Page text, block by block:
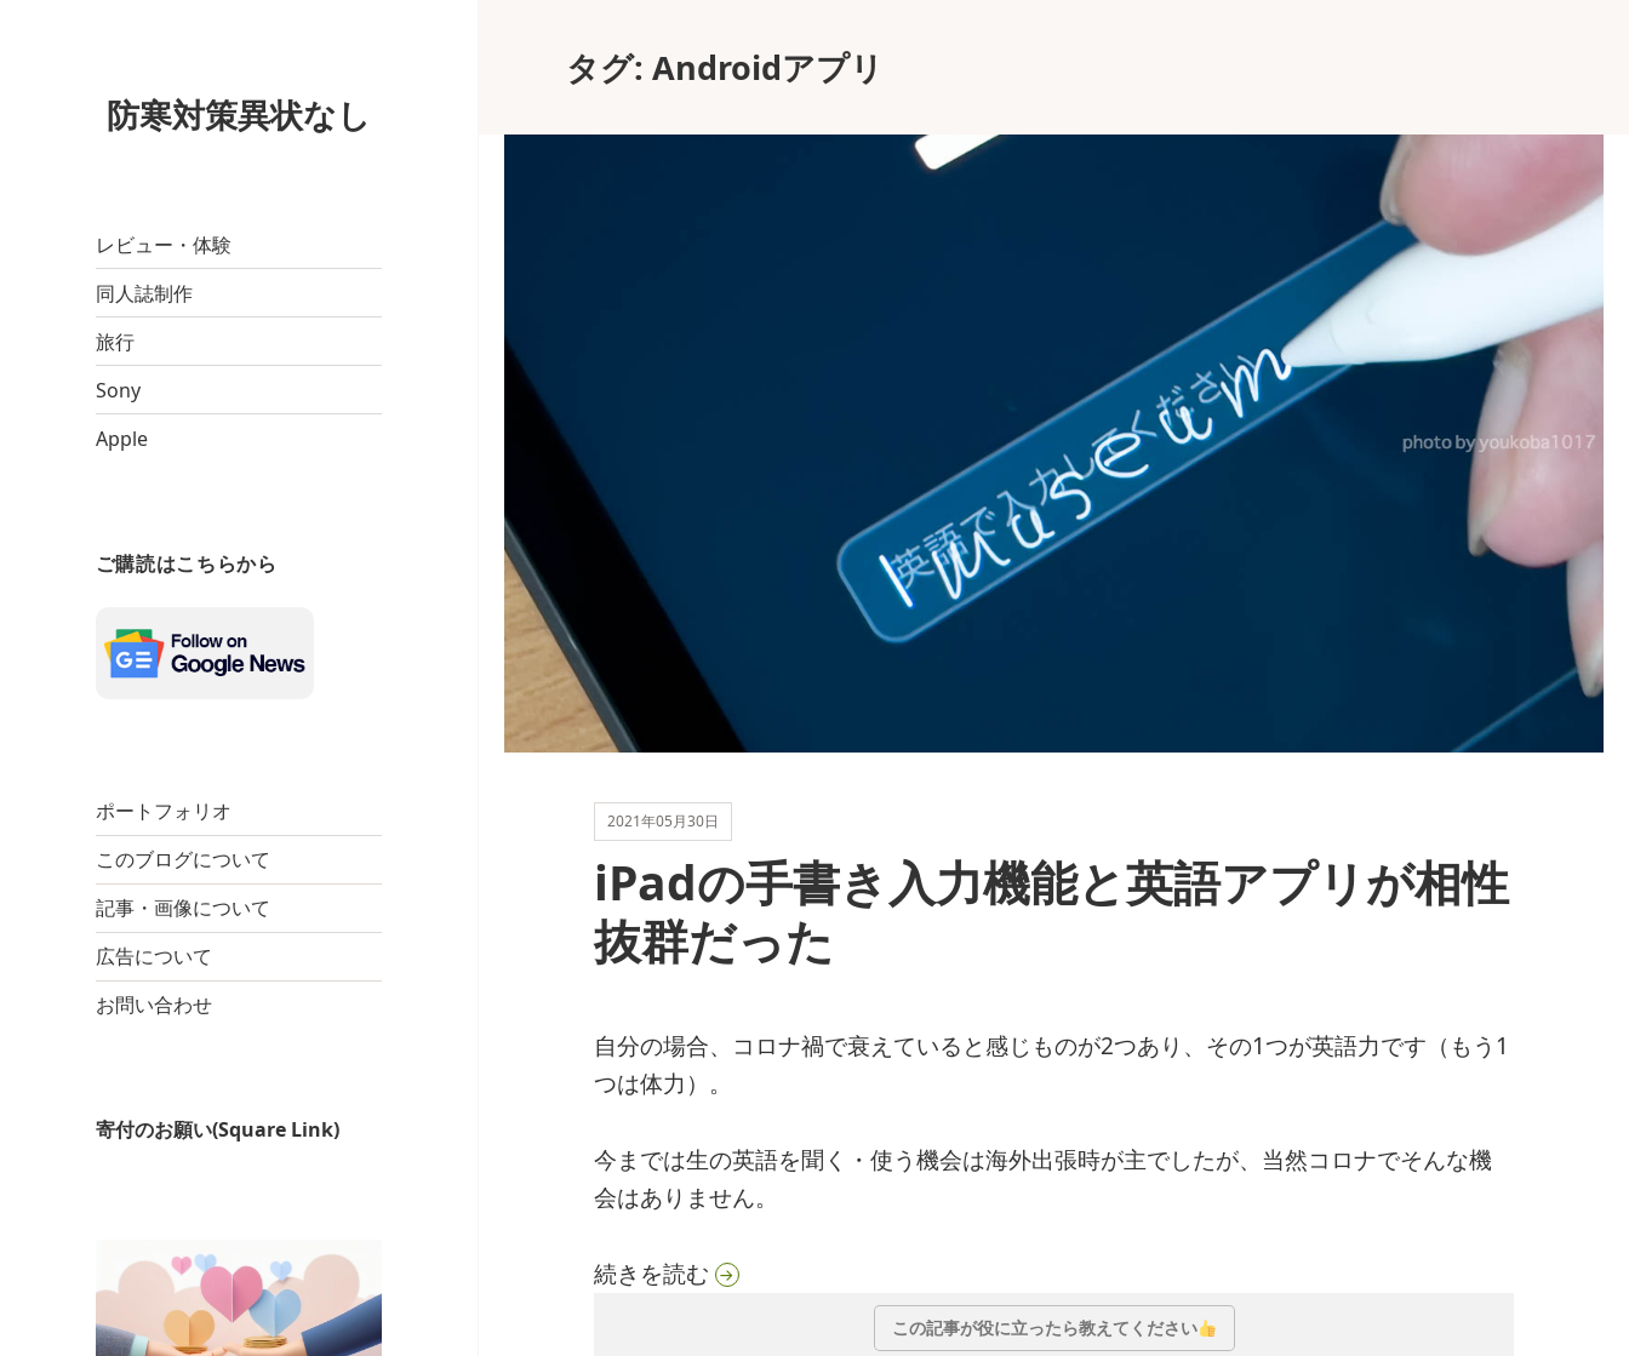
防寒対策異状なし
レビュー・体験
同人誌制作
旅行
Sony
Apple
ご購読はこちらから
ポートフォリオ
このブログについて
記事・画像について
広告について
お問い合わせ
寄付のお願い(Square Link)
タグ:Androidアプリ
2021年05月30日
iPadの手書き入力機能と英語アプリが相性
抜群だった
自分の場合、コロナ禍で衰えていると感じものが2つあり、その1つが英語力です（もう1
つは体力）。
今までは生の英語を聞く・使う機会は海外出張時が主でしたが、当然コロナでそんな機
会はありません。
続きを読むiPadの手書き入力機能と英語アプリが相性抜群だった
この記事が役に立ったら教えてください